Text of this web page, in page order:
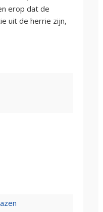
erop dat de
uit de herrie zijn,